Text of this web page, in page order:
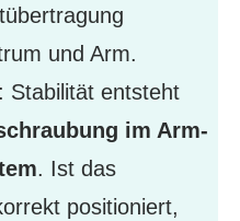
und Arm.
: Stabilität entsteht
im Arm-
. Ist das
positioniert,